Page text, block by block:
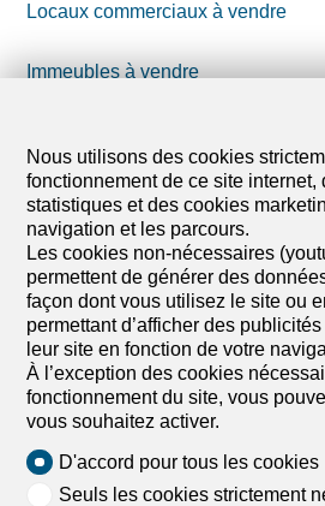
Locaux commerciaux à vendre
Immeubles à vendre
Exploitation agricole à vendre
Annexes à vendre
Nous utilisons des cookies
fonctionnement de ce site internet,
statistiques et des cookies
navigation et les parcours.
Les cookies non-nécessaires
permettent de générer des
façon dont vous utilisez le site ou
permettant d’afficher des
leur site en fonction de votre
À l’exception des cookies
fonctionnement du site, vous
vous souhaitez activer.
D'accord pour tous les cookies
Seuls les cookies strictement